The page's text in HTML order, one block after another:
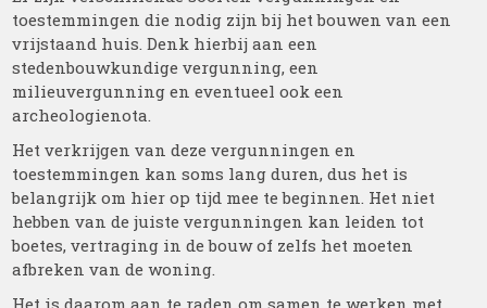
toestemmingen die nodig zijn bij het bouwen van een
vrijstaand huis. Denk hierbij aan een
stedenbouwkundige vergunning, een
milieuvergunning en eventueel ook een
archeologienota.
Het verkrijgen van deze vergunningen en
toestemmingen kan soms lang duren, dus het is
belangrijk om hier op tijd mee te beginnen. Het niet
hebben van de juiste vergunningen kan leiden tot
boetes, vertraging in de bouw of zelfs het moeten
afbreken van de woning.
Het is daarom aan te raden om samen te werken met